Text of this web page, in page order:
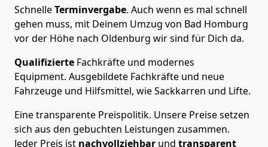
SchnelleTerminvergabe. Auch wenn es mal schnell
gehen muss, mit Deinem Umzug von Bad Homburg
vor der Höhe nach Oldenburg wir sind für Dich da.
Qualifizierte Fachkräfte und modernes
Equipment. Ausgebildete Fachkräfte und neue
Fahrzeuge und Hilfsmittel, wie Sackkarren und Lifte.
Eine transparente Preispolitik. Unsere Preise setzen
sich aus den gebuchten Leistungen zusammen.
Jeder Preis ist nachvollziehbar und transparent